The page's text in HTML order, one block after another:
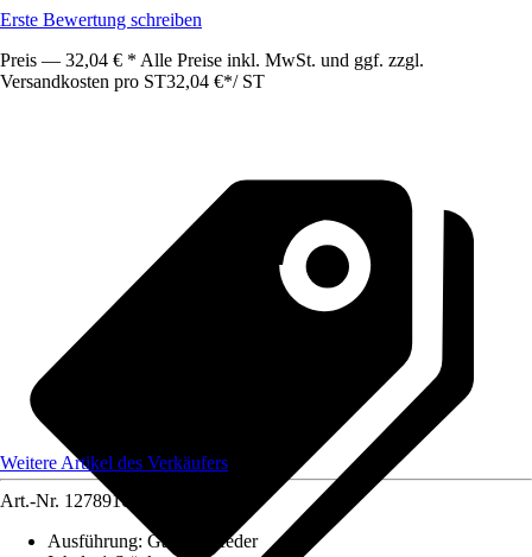
Erste Bewertung schreiben
Preis — 32,04 € * Alle Preise inkl. MwSt. und ggf. zzgl.
Versandkosten pro ST32,04 €*/ ST
Weitere Artikel des Verkäufers
Art.-Nr. 12789164
Ausführung: Gasdruckfeder